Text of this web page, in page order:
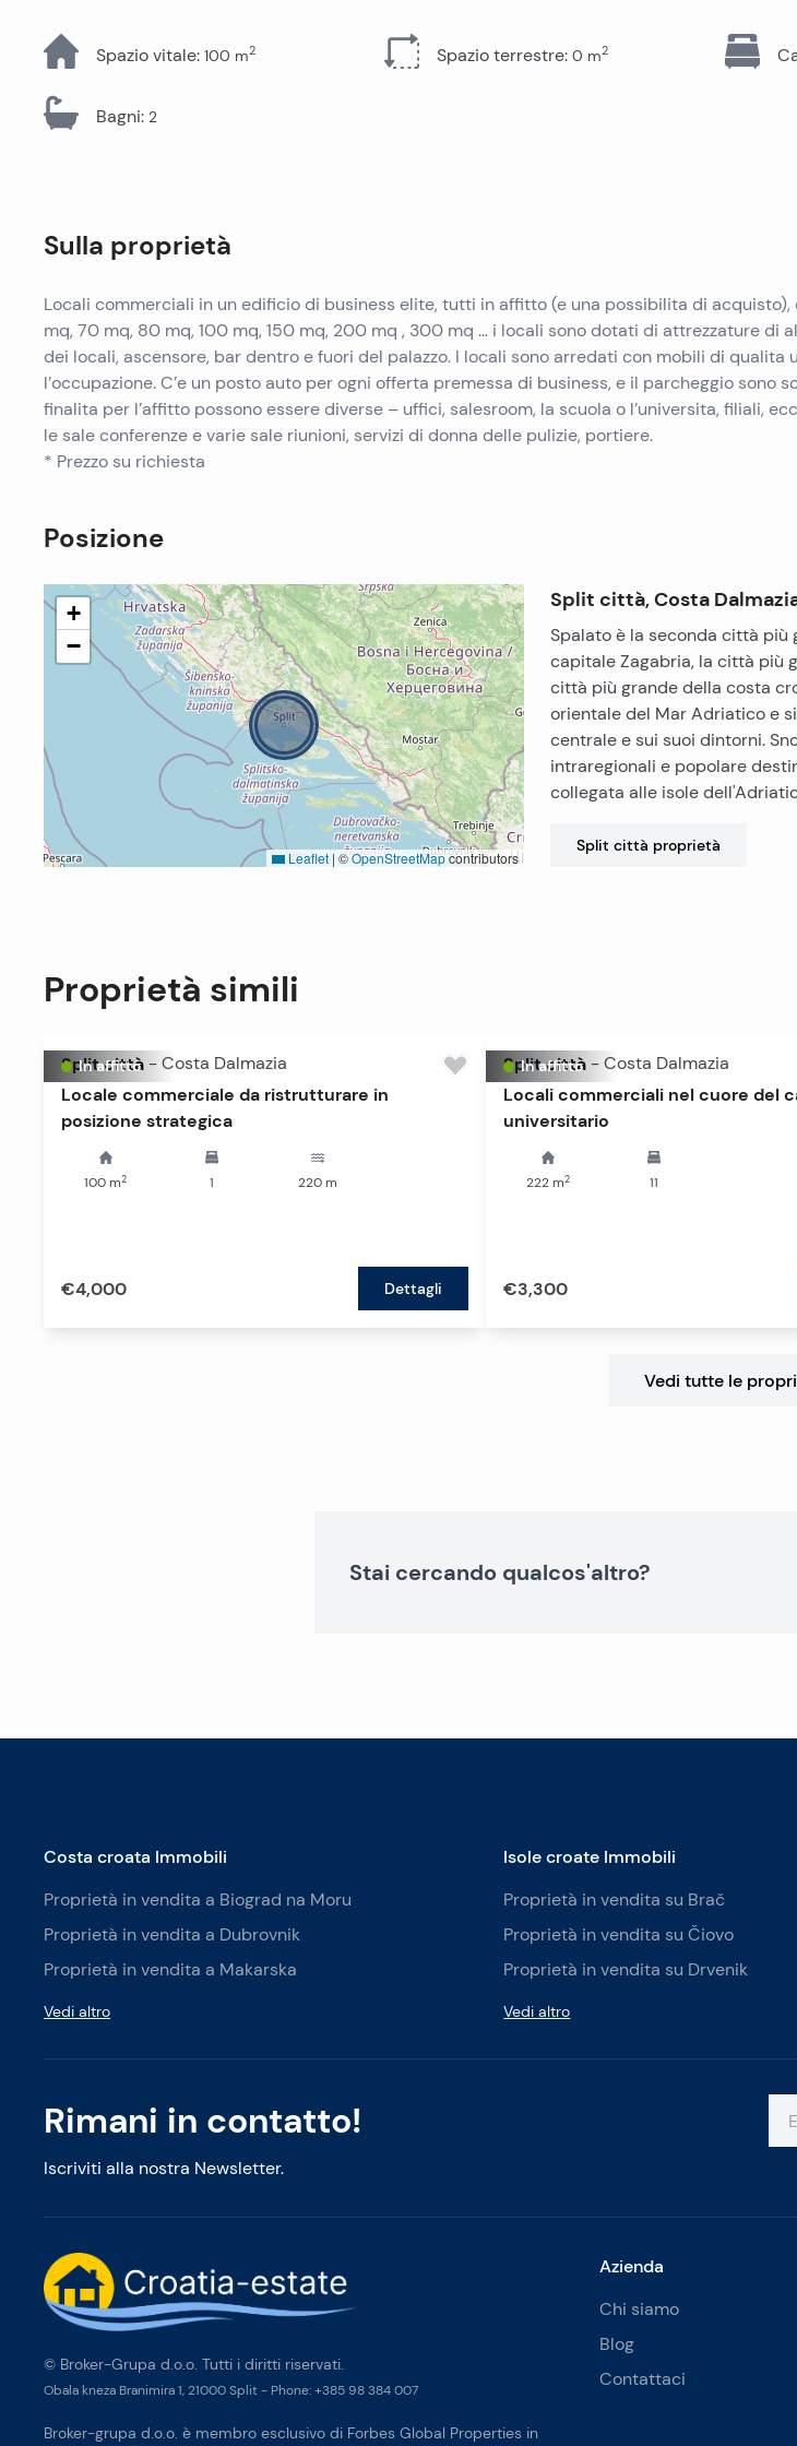
Immobili in vendita a
Immobili in vendita a
Immobili in vendita a Krk
Spazio vitale: 100 m2 Spazio terrestre: 0 m2
Bagni: 2
Sulla proprietà
Locali commerciali in un edificio di business elite, tutti in affitto (e una possibilita di
mq, 70 mq, 80 mq, 100 mq, 150 mq, 200 mq , 300 mq … i locali sono dotati di attrezzature di
dei locali, ascensore, bar dentro e fuori del palazzo. I locali sono arredati con mobili di qualita
l’occupazione. C’e un posto auto per ogni offerta premessa di business, e il parcheggio sono
finalita per l’affitto possono essere diverse – uffici, salesroom, la scuola o l’universita, filiali,
le sale conferenze e varie sale riunioni, servizi di donna delle pulizie, portiere.
* Prezzo su richiesta
Posizione
+
−
Leaflet | ©OpenStreetMapcontributors
Split città, Costa
Spalato è la seconda città più
capitale Zagabria, la città più
città più grande della costa
orientale del Mar Adriatico e
centrale e sui suoi dintorni.
intraregionali e popolare
collegata alle isole
Split città proprietà
Proprietà simili
In affitto
Split città - Costa Dalmazia
Locale commerciale da ristrutturare in
posizione strategica
100 m2 1 220 m
€4,000 Dettagli
In affitto
Split città - Costa Dalmazia
Locali commerciali nel cuore del
universitario
222m2 11
€3,300
Vedi tutte le
Stai cercando qualcos'altro?
Rimani in contatto!
Iscriviti alla nostra Newsletter.
Costa croata Immobili
Proprietà in vendita a Biograd na Moru
Proprietà in vendita a Dubrovnik
Proprietà in vendita a Makarska
Vedi altro
Isole croate Immobili
Proprietà in vendita su Brač
Proprietà in vendita su Čiovo
Proprietà in vendita su Drvenik
Vedi altro
Azienda
Chi siamo
Blog
Contattaci
© Broker-Grupa d.o.o. Tutti i diritti riservati.
Obala kneza Branimira 1, 21000 Split - Phone: +385 98 384 007
Broker-grupa d.o.o. è membro esclusivo di Forbes Global Properties in